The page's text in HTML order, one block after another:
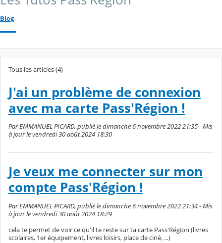
Blog
Tous les articles (4)
J'ai un problème de connexion
avec ma carte Pass'Région !
Par EMMANUEL PICARD, publié le dimanche 6 novembre 2022 21:35 - Mis
à jour le vendredi 30 août 2024 18:30
Je veux me connecter sur mon
compte Pass'Région !
Par EMMANUEL PICARD, publié le dimanche 6 novembre 2022 21:34 - Mis
à jour le vendredi 30 août 2024 18:29
cela te permet de voir ce qu'il te reste sur ta carte Pass'Région (livres
scolaires, 1er équipement, livres loisirs, place de ciné, ...)